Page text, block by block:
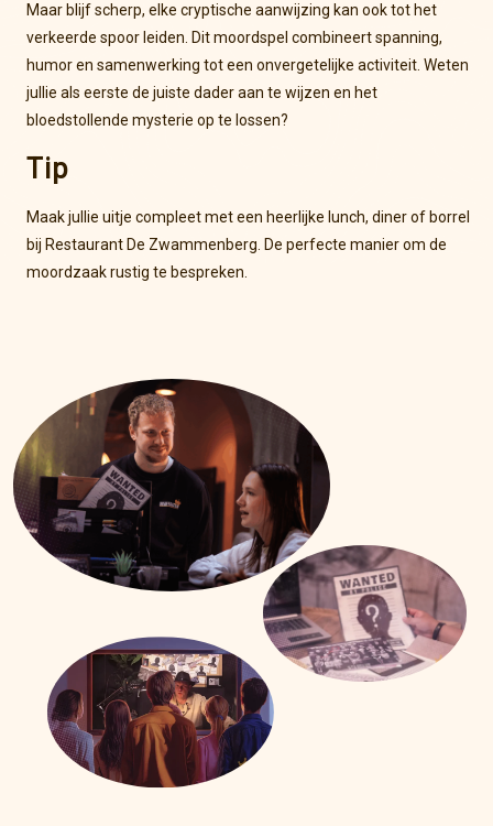
Maar blijf scherp, elke cryptische aanwijzing kan ook tot het
verkeerde spoor leiden. Dit moordspel combineert spanning,
humor en samenwerking tot een onvergetelijke activiteit. Weten
jullie als eerste de juiste dader aan te wijzen en het
bloedstollende mysterie op te lossen?
Tip
Maak jullie uitje compleet met een heerlijke lunch, diner of borrel
bij Restaurant De Zwammenberg. De perfecte manier om de
moordzaak rustig te bespreken.